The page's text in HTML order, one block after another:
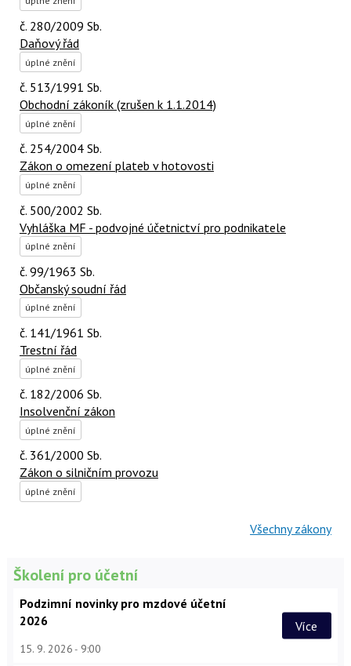
č. 280/2009 Sb.
Daňový řád
úplné znění
č. 513/1991 Sb.
Obchodní zákoník (zrušen k 1.1.2014)
úplné znění
č. 254/2004 Sb.
Zákon o omezení plateb v hotovosti
úplné znění
č. 500/2002 Sb.
Vyhláška MF - podvojné účetnictví pro podnikatele
úplné znění
č. 99/1963 Sb.
Občanský soudní řád
úplné znění
č. 141/1961 Sb.
Trestní řád
úplné znění
č. 182/2006 Sb.
Insolvenční zákon
úplné znění
č. 361/2000 Sb.
Zákon o silničním provozu
úplné znění
Všechny zákony
Školení pro účetní
Podzimní novinky pro mzdové účetní
2026
15. 9. 2026 9:00
Více